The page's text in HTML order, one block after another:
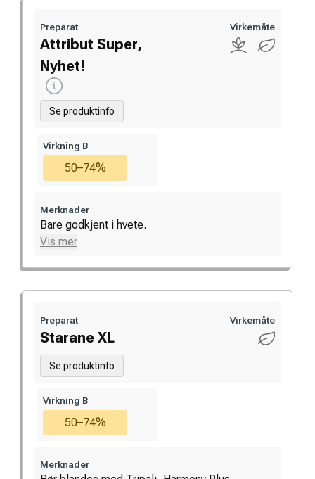
Preparat
Attribut Super,
Nyhet!
Se produktinfo
Virkemåte
Virkning B
50–74%
Merknader
Bare godkjent i hvete.
Vis mer
Preparat
Starane XL
Se produktinfo
Virkemåte
Virkning B
50–74%
Merknader